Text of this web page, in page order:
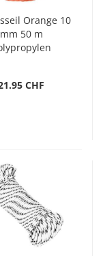
Orange 10
mm 50 m
CHF